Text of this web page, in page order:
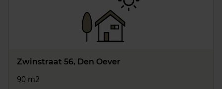
Zwinstraat 56, Den Oever
90 m2